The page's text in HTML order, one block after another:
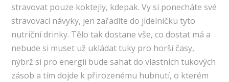
stravovat pouze koktejly, kdepak. Vy si ponecháte své
stravovací návyky, jen zařadíte do jídelníčku tyto
nutriční drinky. Tělo tak dostane vše, co dostat má a
nebude si muset už ukládat tuky pro horší časy,
nýbrž si pro energii bude sahat do vlastních tukových
zásob a tím dojde k přirozenému hubnutí, o kterém